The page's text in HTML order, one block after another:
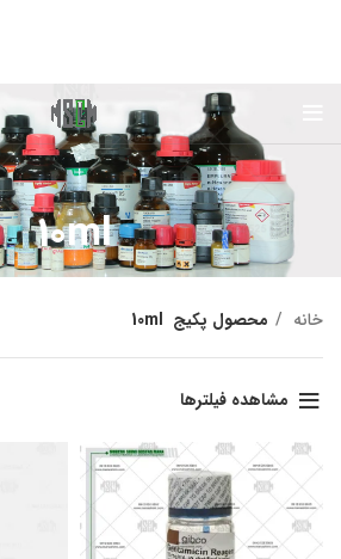
10ml
خانه محصول پکیج 10ml
مشاهده فیلترها